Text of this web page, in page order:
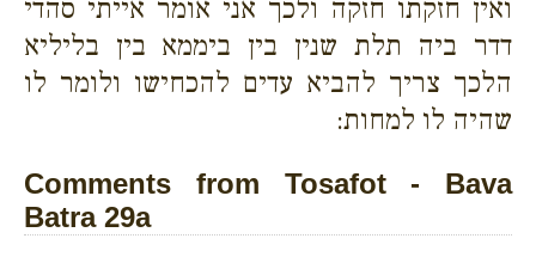
ואין חזקתו חזקה ולכך אני אומר אייתי סהדי
דדר ביה תלת שנין בין ביממא בין בליליא
הלכך צריך להביא עדים להכחישו ולומר לו
שהיה לו למחות:
Comments from Tosafot - Bava
Batra 29a